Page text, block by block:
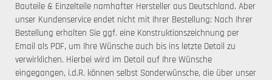
Bauteile & Einzelteile namhafter Hersteller aus Deutschland. Aber
unser Kundenservice endet nicht mit Ihrer Bestellung: Nach Ihrer
Bestellung erhalten Sie ggf. eine Konstruktionszeichnung per
Email als PDF, um Ihre Wünsche auch bis ins letzte Detail zu
verwirklichen. Hierbei wird im Detail auf Ihre Wünsche
eingegangen, i.d.R. können selbst Sonderwünsche, die über unser